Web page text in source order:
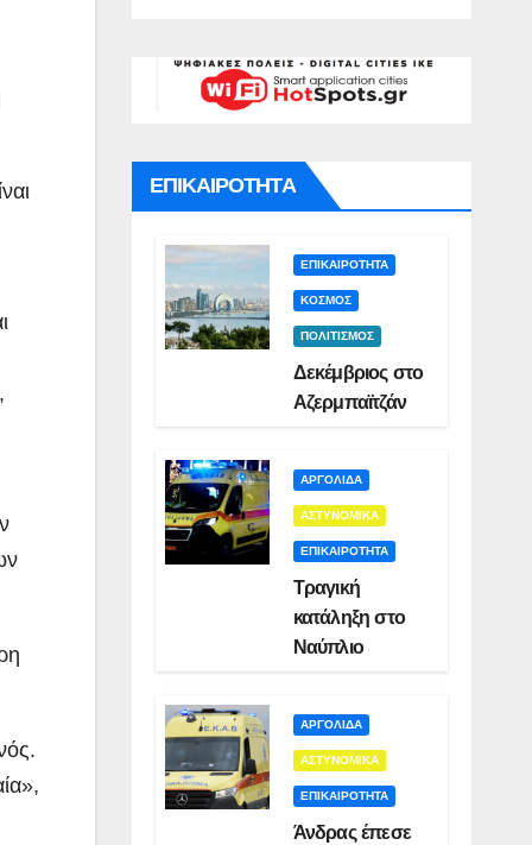
ΕΠΙΚΑΙΡΟΤΗΤΑ
ΕΠΙΚΑΙΡΟΤΗΤΑ
ΚΟΣΜΟΣ
ΠΟΛΙΤΙΣΜΟΣ
Δεκέμβριος στο
Αζερμπαϊτζάν
ΑΡΓΟΛΙΔΑ
ΑΣΤΥΝΟΜΙΚΑ
ΕΠΙΚΑΙΡΟΤΗΤΑ
Τραγική
κατάληξη στο
Ναύπλιο
ΑΡΓΟΛΙΔΑ
ΑΣΤΥΝΟΜΙΚΑ
ΕΠΙΚΑΙΡΟΤΗΤΑ
Άνδρας έπεσε